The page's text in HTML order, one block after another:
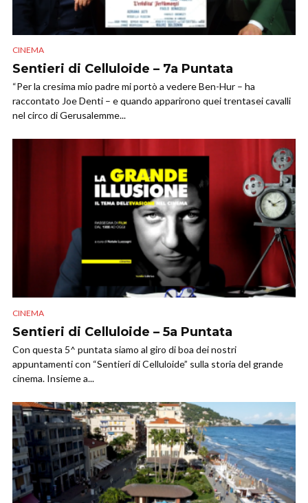
CINEMA
Sentieri di Celluloide – 7a Puntata
“Per la cresima mio padre mi portò a vedere Ben-Hur – ha
raccontato Joe Denti – e quando apparirono quei trentasei cavalli
nel circo di Gerusalemme...
CINEMA
Sentieri di Celluloide – 5a Puntata
Con questa 5^ puntata siamo al giro di boa dei nostri
appuntamenti con “Sentieri di Celluloide” sulla storia del grande
cinema. Insieme a...